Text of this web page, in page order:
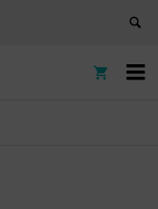

